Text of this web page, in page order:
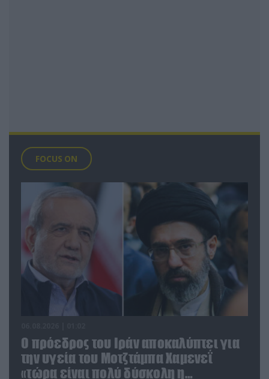
FOCUS ON
Ο πρόεδρος του Ιράν αποκαλύπτει για
την υγεία του Μοτζτάμπα Χαμενεΐ
«τώρα είναι πολύ δύσκολη η